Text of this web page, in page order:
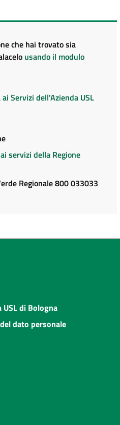
che hai trovato sia
usando il modulo
Servizi dell'Azienda USL
servizi della Regione
Regionale 800 033033
di Bologna
dato personale